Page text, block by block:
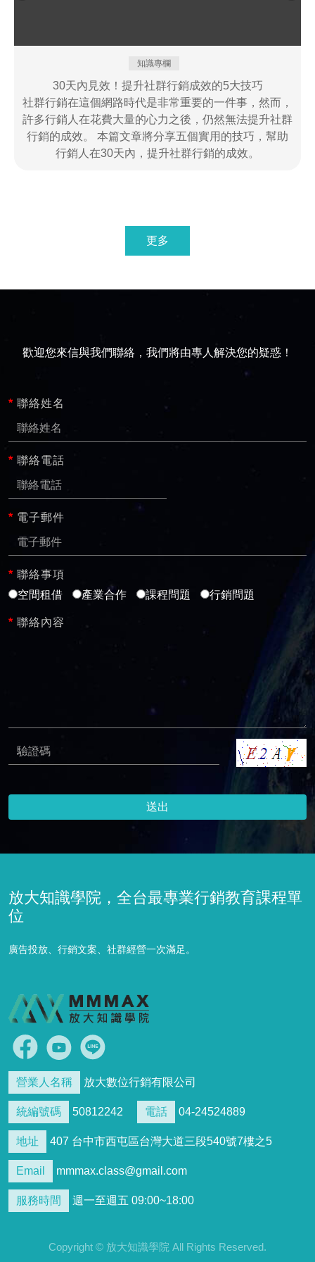
知識專欄
30天內見效！提升社群行銷成效的5大技巧
社群行銷在這個網路時代是非常重要的一件事，然而，
許多行銷人在花費大量的心力之後，仍然無法提升社群
行銷的成效。 本篇文章將分享五個實用的技巧，幫助
行銷人在30天內，提升社群行銷的成效。
更多
歡迎您來信與我們聯絡，我們將由專人解決您的疑惑！
* 聯絡姓名
* 聯絡電話
* 電子郵件
* 聯絡事項
空間租借
產業合作 課程問題 行銷問題
* 聯絡內容
送出
放大知識學院，全台最專業行銷教育課程單
位
廣告投放、行銷文案、社群經營一次滿足。
營業人名稱 放大數位行銷有限公司
統編號碼 50812242 電話 04-24524889
地址 407 台中市西屯區台灣大道三段540號7樓之5
Email mmmax.class@gmail.com
服務時間 週一至週五 09:00~18:00
Copyright © 放大知識學院 All Rights Reserved.